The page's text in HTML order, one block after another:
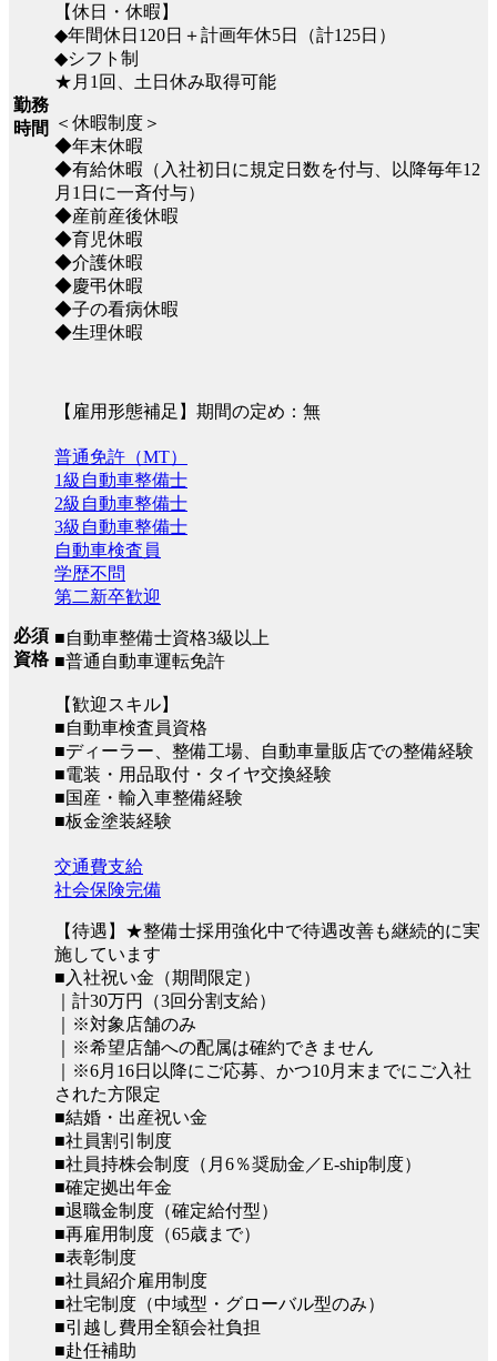
勤務
時間
【休日・休暇】
◆年間休日120日＋計画年休5日（計125日）
◆シフト制
★月1回、土日休み取得可能
＜休暇制度＞
◆年末休暇
◆有給休暇（入社初日に規定日数を付与、以降毎年12
月1日に一斉付与）
◆産前産後休暇
◆育児休暇
◆介護休暇
◆慶弔休暇
◆子の看病休暇
◆生理休暇
【雇用形態補足】期間の定め：無
必須
資格
普通免許（MT）
1級自動車整備士
2級自動車整備士
3級自動車整備士
自動車検査員
学歴不問
第二新卒歓迎
■自動車整備士資格3級以上
■普通自動車運転免許
【歓迎スキル】
■自動車検査員資格
■ディーラー、整備工場、自動車量販店での整備経験
■電装・用品取付・タイヤ交換経験
■国産・輸入車整備経験
■板金塗装経験
交通費支給
社会保険完備
【待遇】★整備士採用強化中で待遇改善も継続的に実
施しています
■入社祝い金（期間限定）
｜計30万円（3回分割支給）
｜※対象店舗のみ
｜※希望店舗への配属は確約できません
｜※6月16日以降にご応募、かつ10月末までにご入社
された方限定
■結婚・出産祝い金
■社員割引制度
■社員持株会制度（月6％奨励金／E-ship制度）
■確定拠出年金
■退職金制度（確定給付型）
■再雇用制度（65歳まで）
■表彰制度
■社員紹介雇用制度
■社宅制度（中域型・グローバル型のみ）
■引越し費用全額会社負担
■赴任補助